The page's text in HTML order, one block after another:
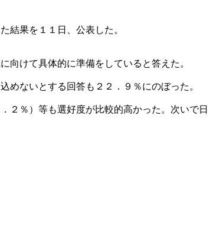
結果を１１日、公表した。
向けて具体的に準備をしていると答えた。
めないとする回答も２２．９％にのぼった。
２％）等も選好度が比較的高かった。次いで日